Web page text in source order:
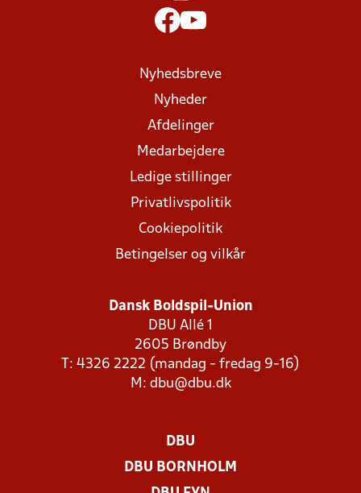
Nyhedsbreve
Nyheder
Afdelinger
Medarbejdere
Ledige stillinger
Privatlivspolitik
Cookiepolitik
Betingelser og vilkår
Dansk Boldspil-Union
DBU Allé 1
2605 Brøndby
T: 4326 2222 (mandag - fredag 9-16)
M: dbu@dbu.dk
DBU
DBU BORNHOLM